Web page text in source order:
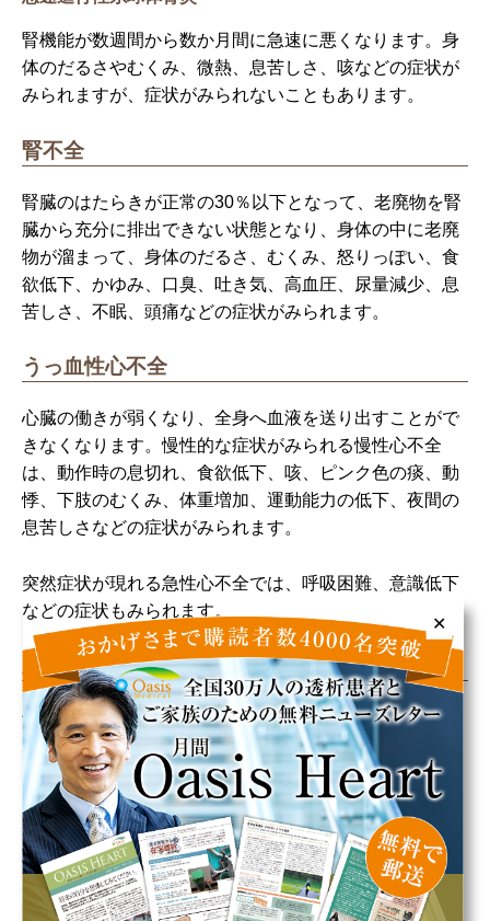
腎機能が数週間から数か月間に急速に悪くなります。身
体のだるさやむくみ、微熱、息苦しさ、咳などの症状が
みられますが、症状がみられないこともあります。
腎不全
腎臓のはたらきが正常の30％以下となって、老廃物を腎
臓から充分に排出できない状態となり、身体の中に老廃
物が溜まって、身体のだるさ、むくみ、怒りっぽい、食
欲低下、かゆみ、口臭、吐き気、高血圧、尿量減少、息
苦しさ、不眠、頭痛などの症状がみられます。
うっ血性心不全
心臓の働きが弱くなり、全身へ血液を送り出すことがで
きなくなります。慢性的な症状がみられる慢性心不全
は、動作時の息切れ、食欲低下、咳、ピンク色の痰、動
悸、下肢のむくみ、体重増加、運動能力の低下、夜間の
息苦しさなどの症状がみられます。
突然症状が現れる急性心不全では、呼吸困難、意識低下
などの症状もみられます。
脱水症
体内の水分と塩分が失われて、めまいや立ちくらみ、足
がつる、頭痛、吐き気、身体のだるさ、脱力感、集中
力・判断力の低下、血圧低下、食欲低下などの症状がみ
られます。
重症になると、意識障害やけいれんなどが起こることも
あります。脱水症は水分補給が十分でなかった場合や広
範囲な熱傷を受けた場合に起こりやすくなります。
✕